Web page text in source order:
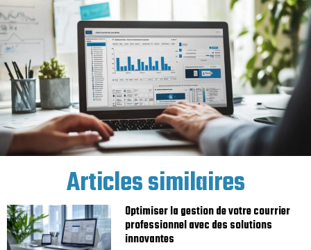
Articles similaires
Optimiser la gestion de votre courrier
professionnel avec des solutions
innovantes